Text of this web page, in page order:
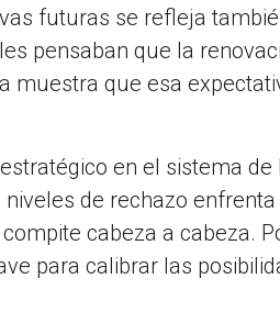
futuras se refleja
pensaban que la
muestra que esa
en el sistema de
de rechazo
cabeza a cabeza.
para calibrar las